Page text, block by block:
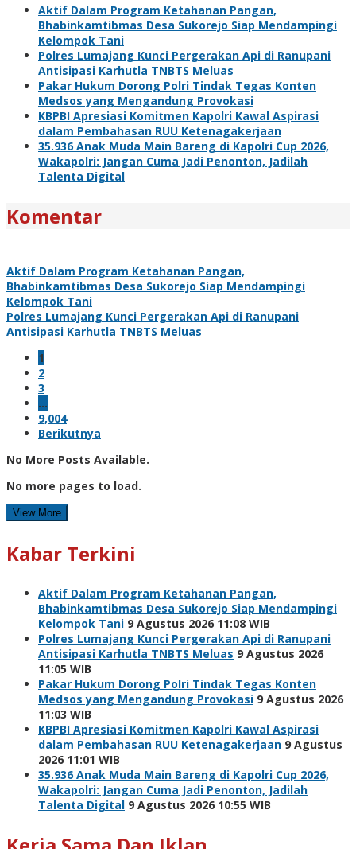
Aktif Dalam Program Ketahanan Pangan,
Bhabinkamtibmas Desa Sukorejo Siap Mendampingi
Kelompok Tani
Polres Lumajang Kunci Pergerakan Api di Ranupani
Antisipasi Karhutla TNBTS Meluas
Pakar Hukum Dorong Polri Tindak Tegas Konten
Medsos yang Mengandung Provokasi
KBPBI Apresiasi Komitmen Kapolri Kawal Aspirasi
dalam Pembahasan RUU Ketenagakerjaan
35.936 Anak Muda Main Bareng di Kapolri Cup 2026,
Wakapolri: Jangan Cuma Jadi Penonton, Jadilah
Talenta Digital
Komentar
Aktif Dalam Program Ketahanan Pangan,
Bhabinkamtibmas Desa Sukorejo Siap Mendampingi
Kelompok Tani
Polres Lumajang Kunci Pergerakan Api di Ranupani
Antisipasi Karhutla TNBTS Meluas
1
2
3
…
9,004
Berikutnya
No More Posts Available.
No more pages to load.
View More
Kabar Terkini
Aktif Dalam Program Ketahanan Pangan,
Bhabinkamtibmas Desa Sukorejo Siap Mendampingi
Kelompok Tani 9 Agustus 2026 11:08 WIB
Polres Lumajang Kunci Pergerakan Api di Ranupani
Antisipasi Karhutla TNBTS Meluas 9 Agustus 2026
11:05 WIB
Pakar Hukum Dorong Polri Tindak Tegas Konten
Medsos yang Mengandung Provokasi 9 Agustus 2026
11:03 WIB
KBPBI Apresiasi Komitmen Kapolri Kawal Aspirasi
dalam Pembahasan RUU Ketenagakerjaan 9 Agustus
2026 11:01 WIB
35.936 Anak Muda Main Bareng di Kapolri Cup 2026,
Wakapolri: Jangan Cuma Jadi Penonton, Jadilah
Talenta Digital 9 Agustus 2026 10:55 WIB